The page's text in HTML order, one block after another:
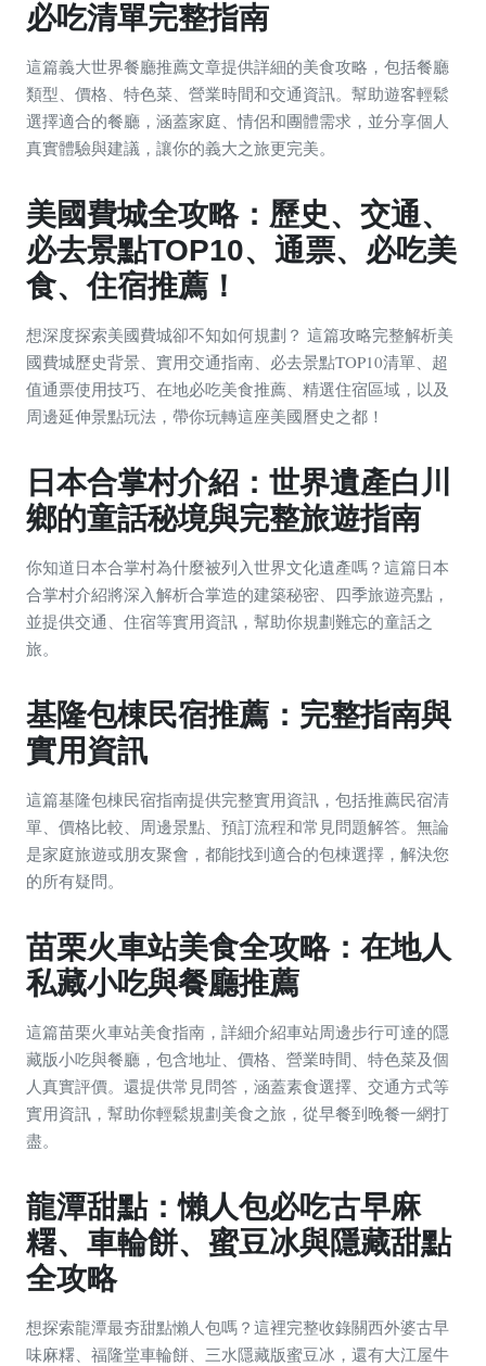
必吃清單完整指南
這篇義大世界餐廳推薦文章提供詳細的美食攻略，包括餐廳
類型、價格、特色菜、營業時間和交通資訊。幫助遊客輕鬆
選擇適合的餐廳，涵蓋家庭、情侶和團體需求，並分享個人
真實體驗與建議，讓你的義大之旅更完美。
美國費城全攻略：歷史、交通、
必去景點TOP10、通票、必吃美
食、住宿推薦！
想深度探索美國費城卻不知如何規劃？ 這篇攻略完整解析美
國費城歷史背景、實用交通指南、必去景點TOP10清單、超
值通票使用技巧、在地必吃美食推薦、精選住宿區域，以及
周邊延伸景點玩法，帶你玩轉這座美國曆史之都！
日本合掌村介紹：世界遺產白川
鄉的童話秘境與完整旅遊指南
你知道日本合掌村為什麼被列入世界文化遺產嗎？這篇日本
合掌村介紹將深入解析合掌造的建築秘密、四季旅遊亮點，
並提供交通、住宿等實用資訊，幫助你規劃難忘的童話之
旅。
基隆包棟民宿推薦：完整指南與
實用資訊
這篇基隆包棟民宿指南提供完整實用資訊，包括推薦民宿清
單、價格比較、周邊景點、預訂流程和常見問題解答。無論
是家庭旅遊或朋友聚會，都能找到適合的包棟選擇，解決您
的所有疑問。
苗栗火車站美食全攻略：在地人
私藏小吃與餐廳推薦
這篇苗栗火車站美食指南，詳細介紹車站周邊步行可達的隱
藏版小吃與餐廳，包含地址、價格、營業時間、特色菜及個
人真實評價。還提供常見問答，涵蓋素食選擇、交通方式等
實用資訊，幫助你輕鬆規劃美食之旅，從早餐到晚餐一網打
盡。
龍潭甜點：懶人包必吃古早麻
糬、車輪餅、蜜豆冰與隱藏甜點
全攻略
想探索龍潭最夯甜點懶人包嗎？這裡完整收錄關西外婆古早
味麻糬、福隆堂車輪餅、三水隱藏版蜜豆冰，還有大江屋牛